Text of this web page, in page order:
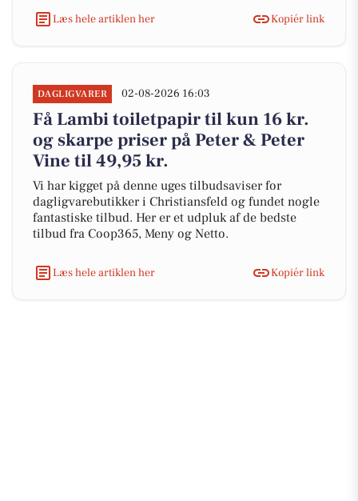
Læs hele artiklen her
Kopiér link
DAGLIGVARER 02-08-2026 16:03
Få Lambi toiletpapir til kun 16 kr.
og skarpe priser på Peter & Peter
Vine til 49,95 kr.
Vi har kigget på denne uges tilbudsaviser for
dagligvarebutikker i Christiansfeld og fundet nogle
fantastiske tilbud. Her er et udpluk af de bedste
tilbud fra Coop365, Meny og Netto.
Læs hele artiklen her Kopiér link